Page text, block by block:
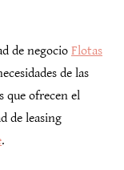
de negocio Flotas
de las
que ofrecen el
de leasing
.